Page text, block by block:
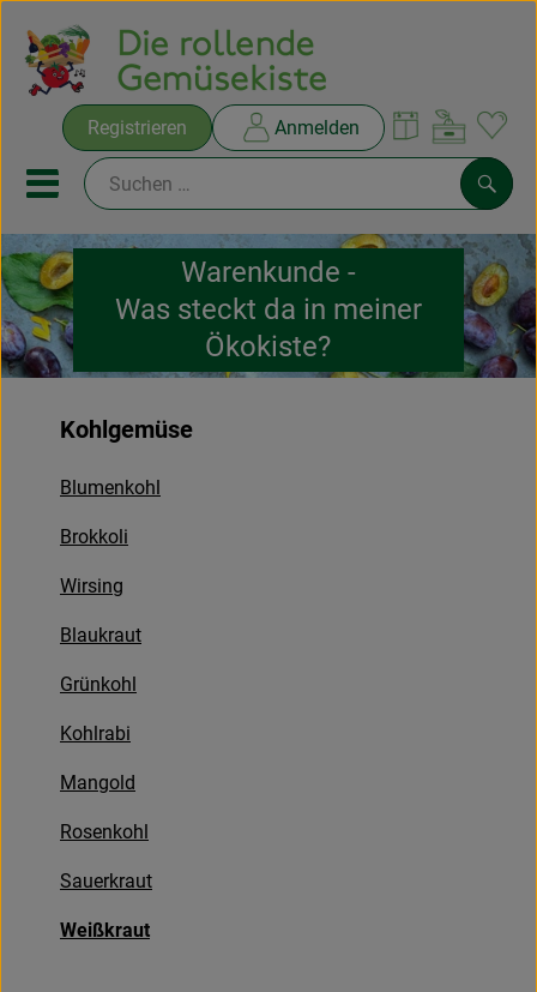
Registrieren Anmelden
Mobiles Menu öffnen oder
Ökokisten
Rezepte
Drogerie & Diverses
Warenkunde -
Was steckt da in meiner
Ökokiste?
Kohlgemüse
Blumenkohl
Brokkoli
Wirsing
Blaukraut
Grünkohl
Kohlrabi
Mangold
Rosenkohl
Sauerkraut
Weißkraut